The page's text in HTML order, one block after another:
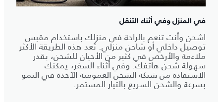
في المنزل وفي أثناء التنقل
اشحن وأنت تنعم بالراحة في منزلك باستخدام مقبس
توصيل داخلي أو شاحن منزلي. تُعد هذه الطريقة الأكثر
ملاءمة والأرخص في كثير من الأحيان للشحن، بقدر
سهولة شحن هاتفك. وفي أثناء السفر، يمكنك
الاستفادة من شبكة الشحن العمومية الآخذة في النمو
بسرعة والشحن السريع بالتيار المستمر.